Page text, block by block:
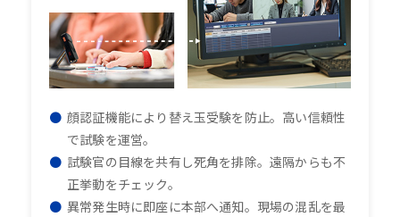
顔認証機能により替え玉受験を防止。高い信頼性
で試験を運営。
試験官の目線を共有し死角を排除。遠隔からも不
正挙動をチェック。
異常発生時に即座に本部へ通知。現場の混乱を最